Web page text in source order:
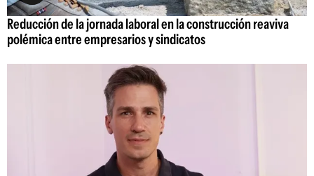
Reducción de la jornada laboral en la construcción reaviva
polémica entre empresarios y sindicatos